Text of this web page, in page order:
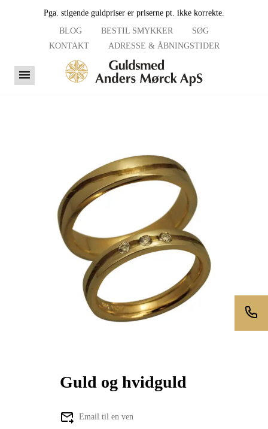
Pga. stigende guldpriser er priserne pt. ikke korrekte.
BLOG
BESTIL SMYKKER
SØG
KONTAKT
ADRESSE & ÅBNINGSTIDER
Guld og hvidguld
Email til en ven